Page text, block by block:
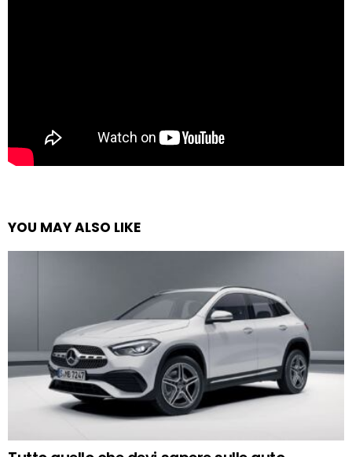
YOU MAY ALSO LIKE